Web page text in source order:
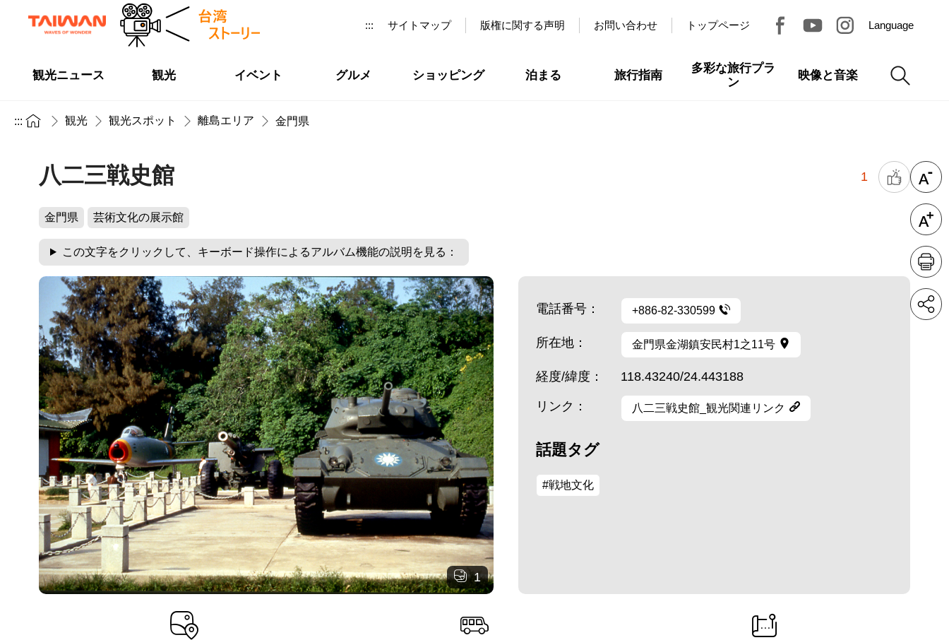
::: サイトマップ 版権に関する声明 お問い合わせ トップページ Language
観光ニュース 観光 イベント グルメ ショッピング 泊まる 旅行指南
多彩な旅行プラ
ン
映像と音楽
::: 観光 観光スポット 離島エリア 金門県
八二三戦史館 1
金門県 芸術文化の展示館
この文字をクリックして、キーボード操作によるアルバム機能の説明を見る：
1
電話番号： +886-82-330599
所在地： 金門県金湖鎮安民村1之11号
経度/緯度： 118.43240/24.443188
リンク： 八二三戦史館_観光関連リンク
話題タグ
#戦地文化